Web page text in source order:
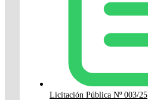
Licitación Pública Nº 003/25